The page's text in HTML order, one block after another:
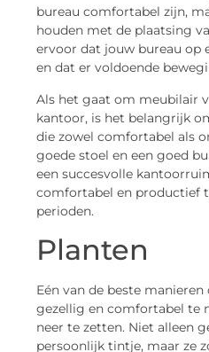
bureau comfortabel zijn,
houden met de plaatsing
ervoor dat jouw bureau op
en dat er voldoende
Als het gaat om meubilair
kantoor, is het belangrijk
die zowel comfortabel als
goede stoel en een goed
een succesvolle
comfortabel en productief
perioden.
Planten
Eén van de beste
gezellig en comfortabel te
neer te zetten. Niet alleen
persoonlijk tintje, maar ze